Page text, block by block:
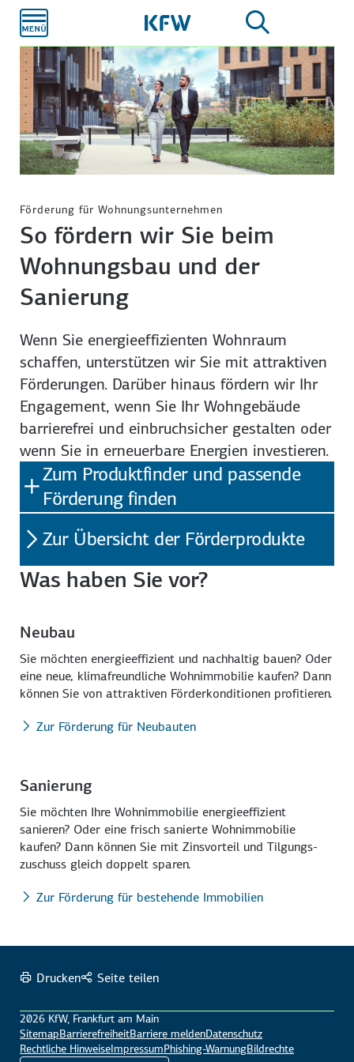
Hauptinhalt
Förderung für Wohnungsunternehmen
So fördern wir Sie beim
Wohnungsbau und der
Sanierung
Wenn Sie energie­effizienten Wohn­raum
schaffen, unter­stützen wir Sie mit attrak­tiven
Förder­ungen. Darüber hinaus fördern wir Ihr
Enga­gement, wenn Sie Ihr Wohn­gebäude
barriere­frei und einbruch­sicher gestalten oder
wenn Sie in erneuer­bare Ener­gien investieren.
Zum Produktfinder und passende
Förderung finden
Zur Übersicht der Förderprodukte
Was haben Sie vor?
Neubau
Sie möchten energie­effizient und nachhaltig bauen? Oder
eine neue, klima­freundliche Wohn­immobilie kaufen? Dann
können Sie von attraktiven Förder­konditionen profitieren.
Zur Förderung für Neubauten
Sanierung
Sie möchten Ihre Wohn­immobilie energie­effizient
sanieren? Oder eine frisch sanierte Wohn­immobilie
kaufen? Dann können Sie mit Zins­vorteil und Tilgungs­
zuschuss gleich doppelt sparen.
Zur Förderung für bestehende Immobilien
Drucken Seite teilen
2026 KfW, Frankfurt am Main
SitemapBarrierefreiheitBarriere meldenDatenschutz
Rechtliche HinweiseImpressumPhishing-WarnungBildrechte